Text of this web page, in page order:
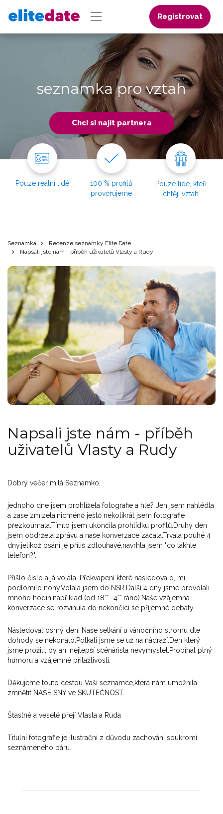
Registrovat
seznamka pro vztah
Chci si najít partnera
Pouze reální lidé
100 % profilů
prověřujeme
Pouze lidé, kteří
chtějí vztah
Seznamka
Recenze seznamky Elite Date
Napsali jste nám - příběh uživatelů Vlasty a Rudy
Napsali jste nám - příběh
uživatelů Vlasty a Rudy
Dobrý večer milá Seznamko,
jednoho dne jsem prohlížela fotografie a hle? Jen jsem nahlédla
a zase zmizela,nicméně ještě nekolikrát jsem fotografie
přezkoumala.Tímto jsem ukončila prohlídku profilů.Druhý den
jsem obdržela zprávu a naše konverzace začala.Trvala pouhé 4
dny,jelikož psání je příliš zdlouhavé,navrhla jsem "co takhle
telefon?".
Přišlo číslo a já volala. Překvapení které následovalo, mi
podlomilo nohy.Volala jsem do NSR.Další 4 dny jsme provolali
mnoho hodin,například (od 18°°- 4°° ráno).Naše vzájemná
konverzace se rozvinula do nekončící se příjemné debaty.
Následoval osmý den. Naše setkání u vánočního stromu dle
dohody se nekonalo.Potkali jsme se už na nádraží.Den který
jsme prožili, by ani nejlepší scénárista nevymyslel.Probíhal plný
humoru a vzájemné přitažlivosti.
Děkujeme touto cestou Vaší seznamce,která nám umožnila
zmnětit NAŠE SNY ve SKUTEČNOST.
Šťastné a veselé přejí Vlasta a Ruda
Titulní fotografie je ilustrační z důvodu zachování soukromí
seznámeného páru.